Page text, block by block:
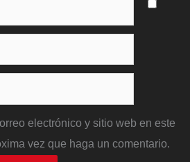
electrónico y sitio web en este
vez que haga un comentario.